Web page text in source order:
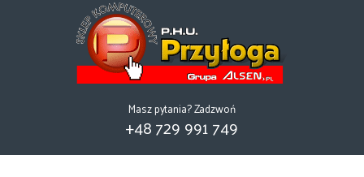
Masz pytania? Zadzwoń
+48 729 991 749